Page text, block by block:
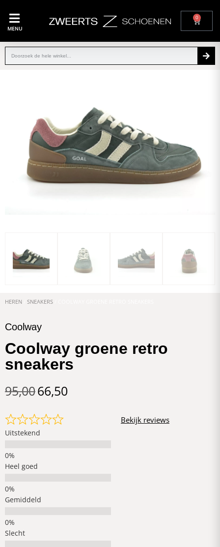
MENU
0
HEREN SNEAKERS
Coolway
Coolway groene retro
sneakers
95,0066,50
Uitstekend
Heel goed
Gemiddeld
Slecht
Bekijk reviews